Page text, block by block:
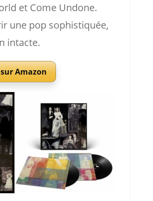
et Come Undone.
une pop sophistiquée,
intacte.
Amazon